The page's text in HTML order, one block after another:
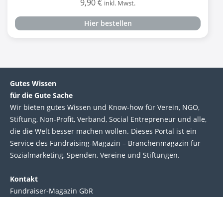
9,90€ inkl. Mwst.
Hier bestellen
Gutes Wissen
für die Gute Sache
Wir bie­ten gutes Wis­sen und Know-how für Ver­ein, NGO,
Stif­tung, Non-Profit, Ver­band, Social Entre­pre­neur und alle,
die die Welt bes­ser machen wol­len. Die­ses Por­tal ist ein
Service des Fund­raising-Magazin – Bran­chen­magazin für
Sozial­marke­ting, Spen­den, Ver­eine und Stif­tun­gen.
Kontakt
Fundraiser-Magazin GbR